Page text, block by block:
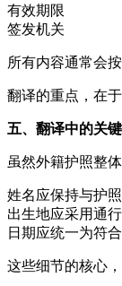
有效期限
签发机关
所有内容通常会
翻译的重点，在
五、翻译中的关
虽然外籍护照整
姓名应保持与护
出生地应采用通
日期应统一为符
这些细节的核心